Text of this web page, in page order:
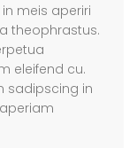
meis aperiri
theophrastus.
eleifend cu.
sadipscing in